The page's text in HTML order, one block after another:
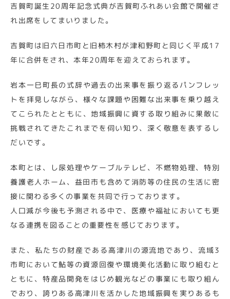
吉賀町誕生20周年記念式典が吉賀町ふれあい会館で開催さ
れ出席をしてまいりました。
吉賀町は旧六日市町と旧柿木村が津和野町と同じく平成17
年に合併をされ、本年20周年を迎えておられます。
岩本一巳町長の式辞や過去の出来事を振り返るパンフレッ
トを拝見しながら、様々な課題や困難な出来事を乗り越え
てこられたとともに、地域振興に資する取り組みに果敢に
挑戦されてきたこれまでを伺い知り、深く敬意を表するし
だいです。
本町とは、し尿処理やケーブルテレビ、不燃物処理、特別
養護老人ホーム、益田市も含めて消防等の住民の生活に密
接に関わる多くの事業を共同で行っております。
人口減が今後も予測される中で、医療や福祉においても更
なる連携を図ることの重要性を感じております。
また、私たちの財産である高津川の源流地であり、流域3
市町において鮎等の資源回復や環境美化活動に取り組むと
ともに、特産品開発をはじめ観光などの事業にも取り組ん
でおり、誇りある高津川を活かした地域振興を実りあるも